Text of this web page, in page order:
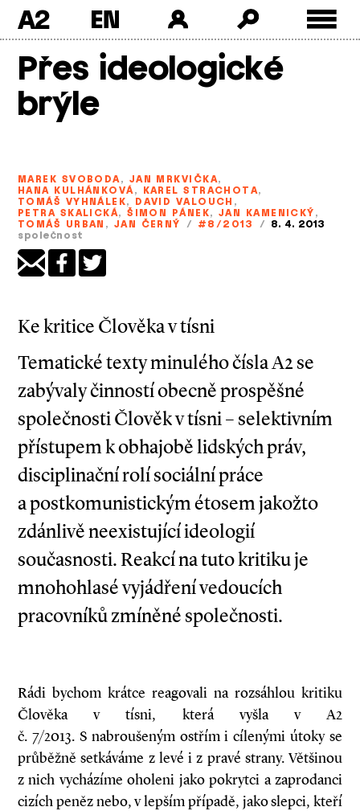
A2
Přes ideologické
brýle
MAREK SVOBODA, JAN MRKVIČKA,
HANA KULHÁNKOVÁ, KAREL STRACHOTA,
TOMÁŠ VYHNÁLEK, DAVID VALOUCH ,
PETRA SKALICKÁ, ŠIMON PÁNEK, JAN KAMENICKÝ,
TOMÁŠ URBAN , JAN ČERNÝ / #8/2013 / 8. 4. 2013
společnost
Ke kritice Člověka v tísni
Tematické texty minulého čísla A2 se
zabývaly činností obecně prospěšné
společnosti Člověk v tísni – selektivním
přístupem k obhajobě lidských práv,
disciplinační rolí sociální práce
a postkomunistickým étosem jakožto
zdánlivě neexistující ideologií
současnosti. Reakcí na tuto kritiku je
mnohohlasé vyjádření vedoucích
pracovníků zmíněné společnosti.
Rádi bychom krátce reagovali na rozsáhlou kritiku
Člověka v tísni, která vyšla v A2
č. 7/2013. S nabroušeným ostřím i cílenými útoky se
průběžně setkáváme z levé i z pravé strany. Většinou
z nich vycházíme oholeni jako pokrytci a zaprodanci
cizích peněz nebo, v lepším případě, jako slepci, kteří